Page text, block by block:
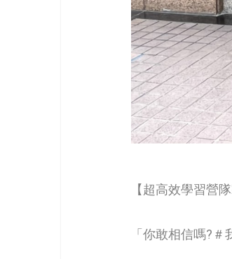
【超高效學習營
「你敢相信嗎?